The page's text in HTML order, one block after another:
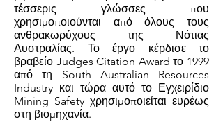
τέσσερις γλώσσες που
χρησιμοποιούνται από όλους τους
ανθρακωρύχους της Νότιας
Αυστραλίας.
Το έργο κέρδισε το
βραβείο Judges Citation Award το 1999
από τη South Australian Resources
Industry και τώρα αυτό το Εγχειρίδιο
Mining Safety χρησιμοποιείται ευρέως
στη βιομηχανία.